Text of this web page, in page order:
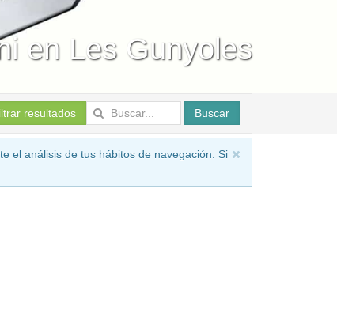
en Les Gunyoles
resultados Buscar
el análisis de tus hábitos de navegación. Si